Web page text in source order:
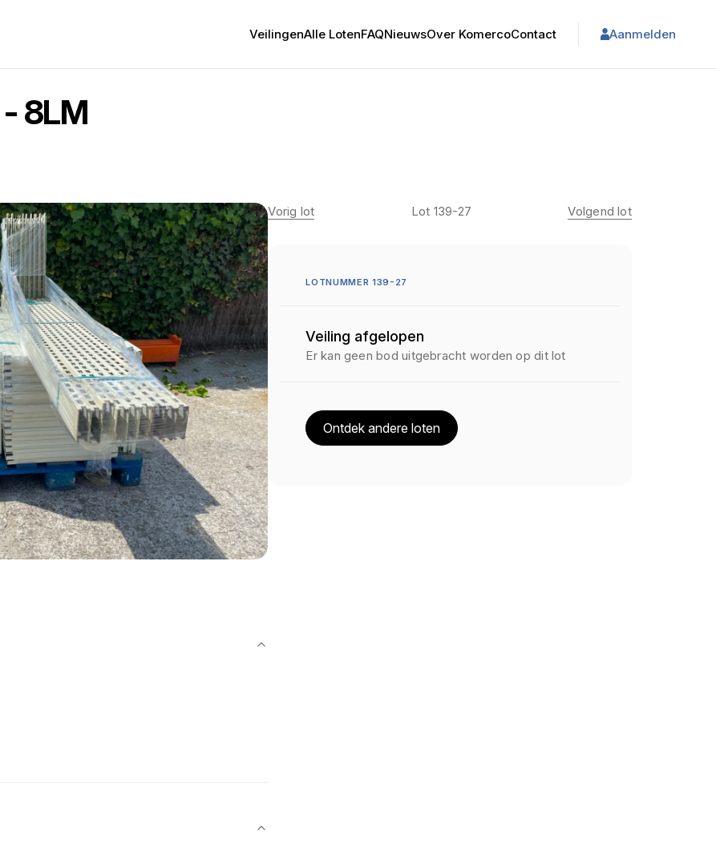
VeilingenAlle LotenFAQNieuwsOver KomercoContact Aanmelden
8LM
Vorig lot Lot 139-27 Volgend lot
LOTNUMMER 139-27
Veiling afgelopen
Er kan geen bod uitgebracht worden op dit lot
Ontdek andere loten